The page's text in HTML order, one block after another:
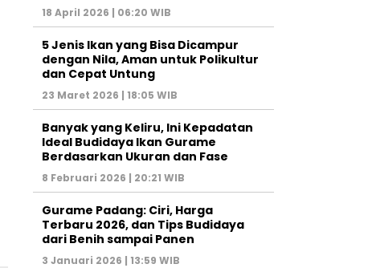
18 April 2026 | 06:20 WIB
5 Jenis Ikan yang Bisa Dicampur
dengan Nila, Aman untuk Polikultur
dan Cepat Untung
23 Maret 2026 | 18:05 WIB
Banyak yang Keliru, Ini Kepadatan
Ideal Budidaya Ikan Gurame
Berdasarkan Ukuran dan Fase
8 Februari 2026 | 20:21 WIB
Gurame Padang: Ciri, Harga
Terbaru 2026, dan Tips Budidaya
dari Benih sampai Panen
3 Januari 2026 | 13:59 WIB